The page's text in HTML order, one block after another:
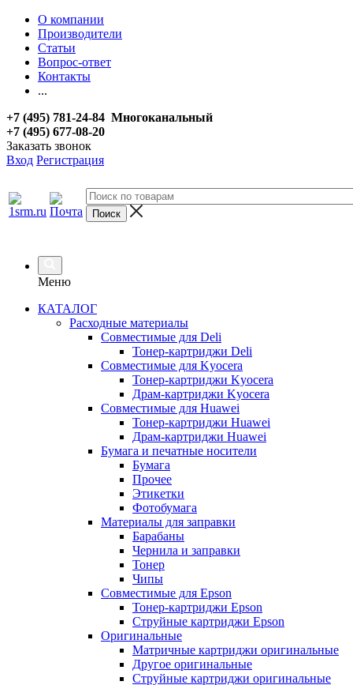
О компании
Производители
Статьи
Вопрос-ответ
Контакты
...
+7 (495) 781-24-84 Многоканальный
+7 (495) 677-08-20
Заказать звонок
Вход Регистрация
Меню
КАТАЛОГ
Расходные материалы
Совместимые для Deli
Тонер-картриджи Deli
Совместимые для Kyocera
Тонер-картриджи Kyocera
Драм-картриджи Kyocera
Совместимые для Huawei
Тонер-картриджи Huawei
Драм-картриджи Huawei
Бумага и печатные носители
Бумага
Прочее
Этикетки
Фотобумага
Материалы для заправки
Барабаны
Чернила и заправки
Тонер
Чипы
Совместимые для Epson
Тонер-картриджи Epson
Струйные картриджи Epson
Оригинальные
Матричные картриджи оригинальные
Другое оригинальные
Струйные картриджи оригинальные